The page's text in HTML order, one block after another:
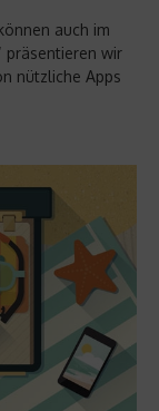
auch im
präsentieren wir
nützliche Apps